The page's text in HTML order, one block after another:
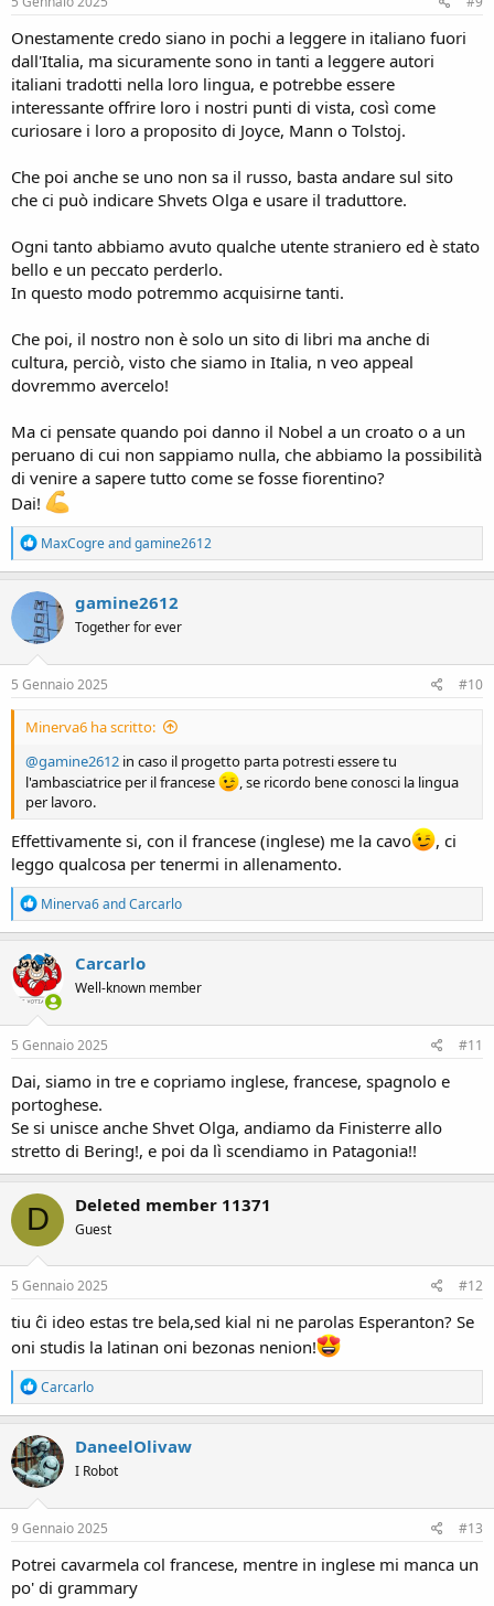
Onestamente credo siano in pochi a leggere in italiano fuori
dall'Italia, ma sicuramente sono in tanti a leggere autori
italiani tradotti nella loro lingua, e potrebbe essere
interessante offrire loro i nostri punti di vista, così come
curiosare i loro a proposito di Joyce, Mann o Tolstoj.
Che poi anche se uno non sa il russo, basta andare sul sito
che ci può indicare Shvets Olga e usare il traduttore.
Ogni tanto abbiamo avuto qualche utente straniero ed è stato
bello e un peccato perderlo.
In questo modo potremmo acquisirne tanti.
Che poi, il nostro non è solo un sito di libri ma anche di
cultura, perciò, visto che siamo in Italia, n veo appeal
dovremmo avercelo!
Ma ci pensate quando poi danno il Nobel a un croato o a un
peruano di cui non sappiamo nulla, che abbiamo la possibilità
di venire a sapere tutto come se fosse fiorentino?
Dai!
R
e
a
c
t
i
o
n
s
MaxCogreandgamine2612
gamine2612
Together for ever
5 Gennaio 2025 #10
Minerva6 ha scritto:
@gamine2612 in caso il progetto parta potresti essere tu
l'ambasciatrice per il francese
, se ricordo bene conosci la lingua
per lavoro.
Effettivamente si, con il francese (inglese) me la cavo
, ci
leggo qualcosa per tenermi in allenamento.
R
e
a
c
t
i
o
n
s
Minerva6andCarcarlo
Carcarlo
Well-known member
5 Gennaio 2025 #11
Dai, siamo in tre e copriamo inglese, francese, spagnolo e
portoghese.
Se si unisce anche Shvet Olga, andiamo da Finisterre allo
stretto di Bering!, e poi da lì scendiamo in Patagonia!!
D Deleted member 11371
Guest
5 Gennaio 2025 #12
tiu ĉi ideo estas tre bela,sed kial ni ne parolas Esperanton? Se
oni studis la latinan oni bezonas nenion!
R
e
a
c
t
i
o
n
s
Carcarlo
DaneelOlivaw
I Robot
9 Gennaio 2025 #13
Potrei cavarmela col francese, mentre in inglese mi manca un
po' di grammary